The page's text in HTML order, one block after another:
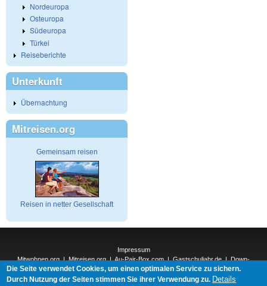
Nordeuropa
Osteuropa
Südeuropa
Türkei
Reiseberichte
Unterkunft
Übernachtung
Mitreisen.org
Gemeinsam reisen
Reisen in netter Gesellschaft
Impressum
Mitwohnen.org|Mitreisen.org|Au-Pair-Box.com|Gastschuljahr.de|Down-
Under.org |Elderpair.com|
Interconnections-Verlag.de|Natur-und-Umwelt.org|ReiseTops.com|
Die Seite verwendet Cookies, um einen optimalen Service zu sichern.
Durch Nutzung der Seiten stimmen Sie ihrer Verwendung zu. Details